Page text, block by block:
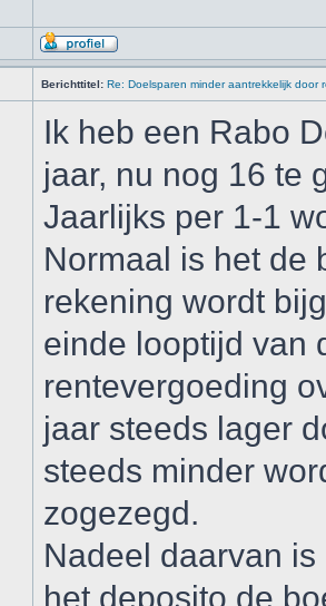
Berichttitel: Re: Doelsparen minder aantrekkelijk door
Ik heb een Rabo
jaar, nu nog 16 te
Jaarlijks per 1-1
Normaal is het de
rekening wordt
einde looptijd van
rentevergoeding
jaar steeds lager
steeds minder
zogezegd.
Nadeel daarvan
het deposito de